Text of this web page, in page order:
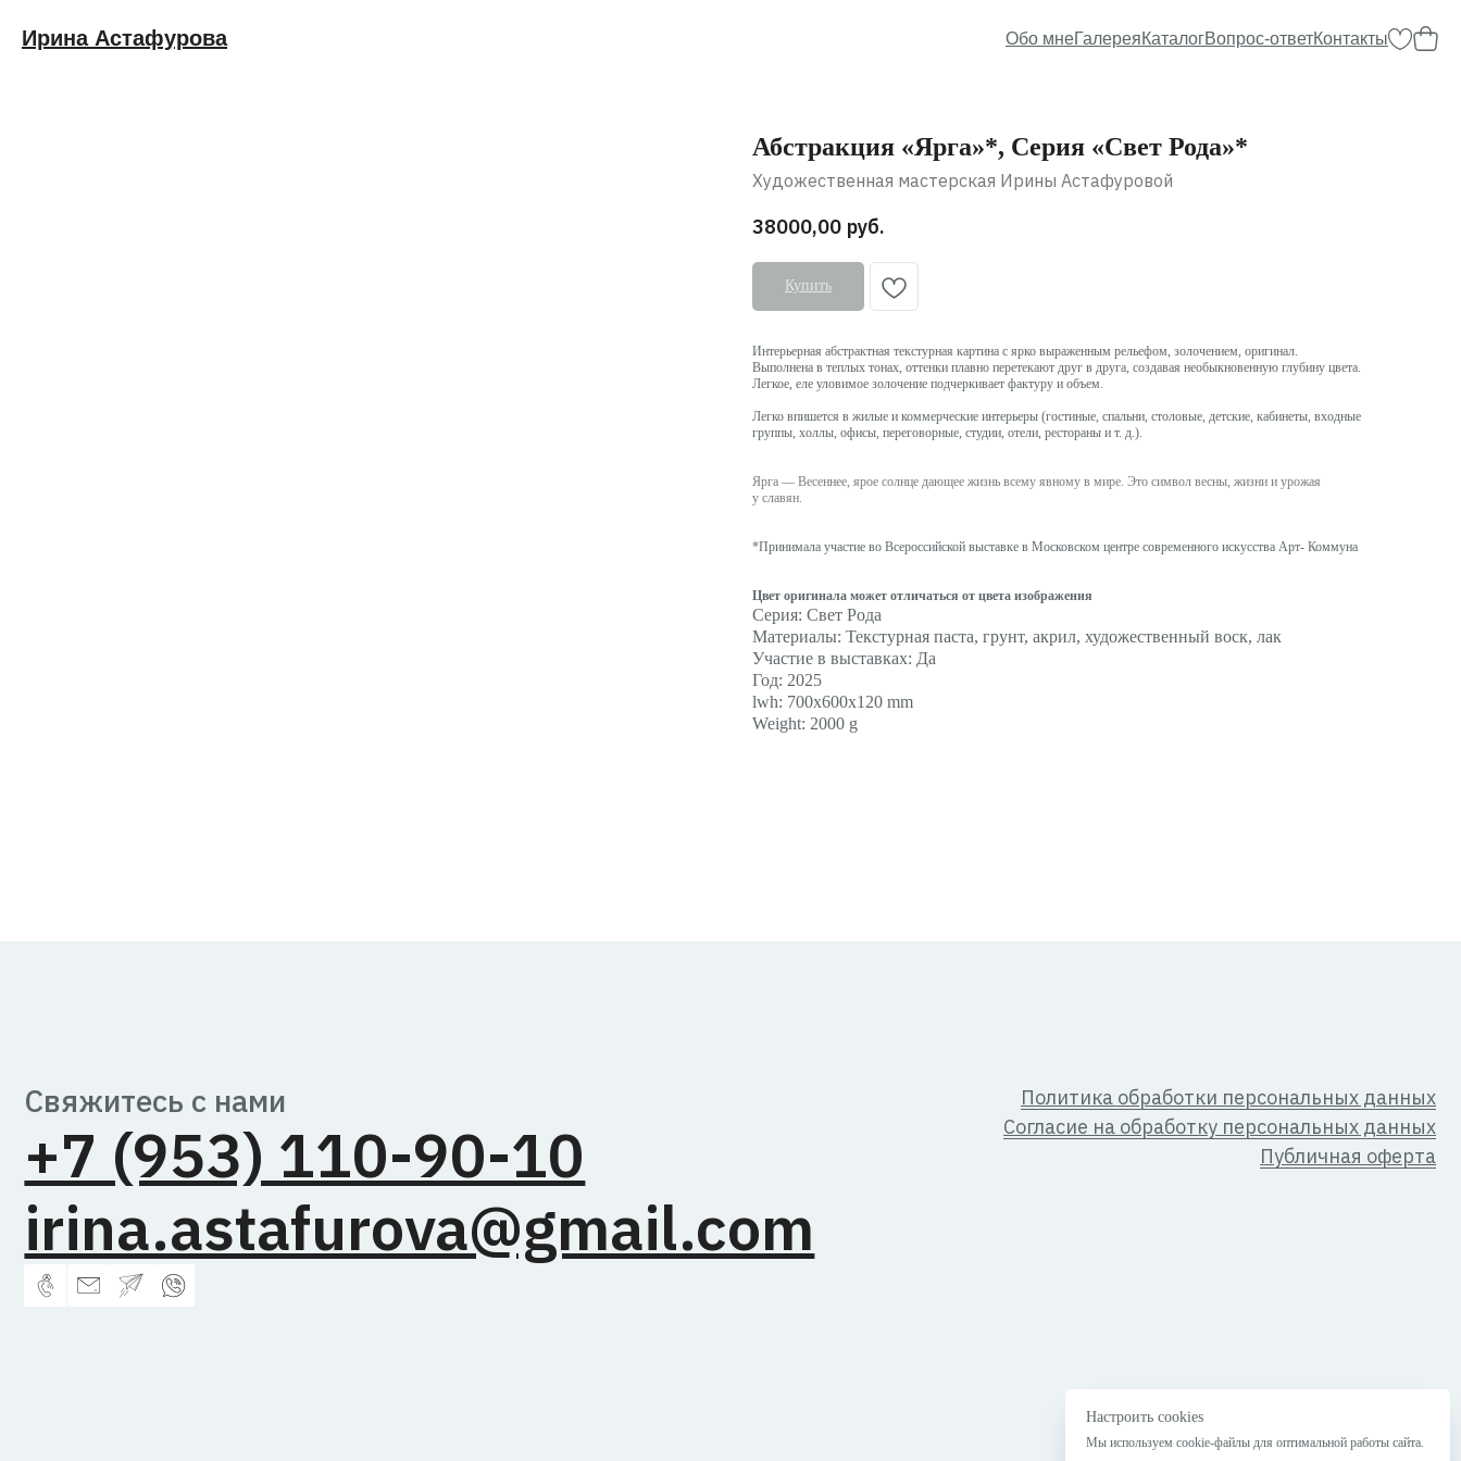
Ирина Астафурова Обо мнеГалереяКаталогВопрос-ответКонтакты
Абстракция «Ярга»*, Серия «Свет Рода»*
Художественная мастерская Ирины Астафуровой
38000,00 руб.
Купить
Интерьерная абстрактная текстурная картина с ярко выраженным рельефом, золочением, оригинал.
Выполнена в теплых тонах, оттенки плавно перетекают друг в друга, создавая необыкновенную глубину цвета.
Легкое, еле уловимое золочение подчеркивает фактуру и объем.
Легко впишется в жилые и коммерческие интерьеры (гостиные, спальни, столовые, детские, кабинеты, входные
группы, холлы, офисы, переговорные, студии, отели, рестораны и т. д.).
Ярга — Весеннее, ярое солнце дающее жизнь всему явному в мире. Это символ весны, жизни и урожая
у славян.
*Принимала участие во Всероссийской выставке в Московском центре современного искусства Арт- Коммуна
Цвет оригинала может отличаться от цвета изображения
Серия: Свет Рода
Материалы: Текстурная паста, грунт, акрил, художественный воск, лак
Участие в выставках: Да
Год: 2025
lwh: 700x600x120 mm
Weight: 2000 g
irina.astafurova@gmail.com
Настроить cookies
Мы используем cookie-файлы для оптимальной работы сайта.